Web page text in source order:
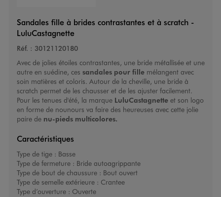
Sandales fille à brides contrastantes et à scratch -
LuluCastagnette
Réf. : 30121120180
Avec de jolies étoiles contrastantes, une bride métallisée et une
autre en suédine, ces sandales pour fille mélangent avec
soin matières et coloris. Autour de la cheville, une bride à
scratch permet de les chausser et de les ajuster facilement.
Pour les tenues d'été, la marque LuluCastagnette et son logo
en forme de nounours va faire des heureuses avec cette jolie
paire denu-pieds multicolores.
Caractéristiques
Type de tige : Basse
Type de fermeture : Bride autoagrippante
Type de bout de chaussure : Bout ouvert
Type de semelle extérieure : Crantee
Type d’ouverture : Ouverte